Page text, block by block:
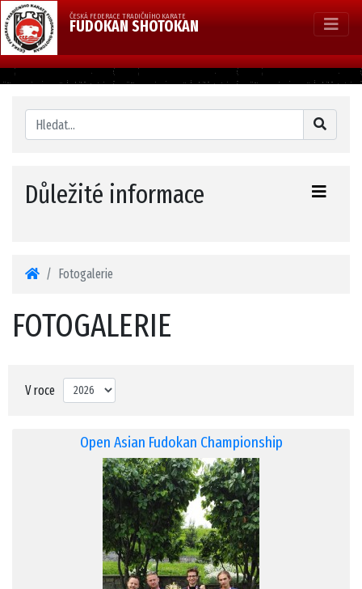
ČESKÁ FEDERACE TRADIČNÍHO KARATE
FUDOKAN SHOTOKAN
Důležité informace
Fotogalerie
FOTOGALERIE
V roce
Open Asian Fudokan Championship